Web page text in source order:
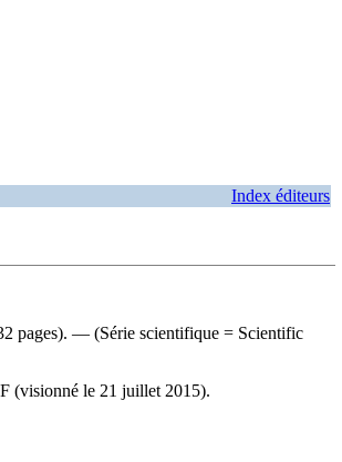
Index éditeurs
pages). — (Série scientifique = Scientific
(visionné le 21 juillet 2015).